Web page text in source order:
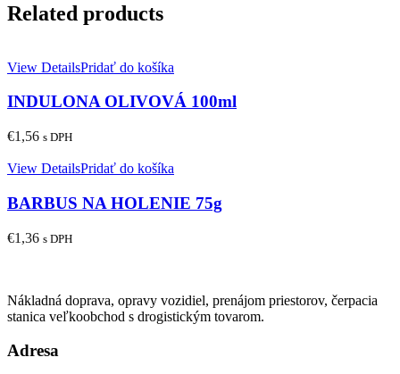
Related products
View DetailsPridať do košíka
INDULONA OLIVOVÁ 100ml
€1,56 s DPH
View DetailsPridať do košíka
BARBUS NA HOLENIE 75g
€1,36 s DPH
Nákladná doprava, opravy vozidiel, prenájom priestorov, čerpacia
stanica veľkoobchod s drogistickým tovarom.
Adresa